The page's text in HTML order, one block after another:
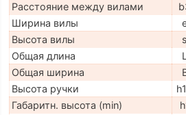
Расстояние между вилами
Ширина вилы
Высота вилы
s
Общая длина
Общая ширина
Высота ручки
Габаритн. высота (min)